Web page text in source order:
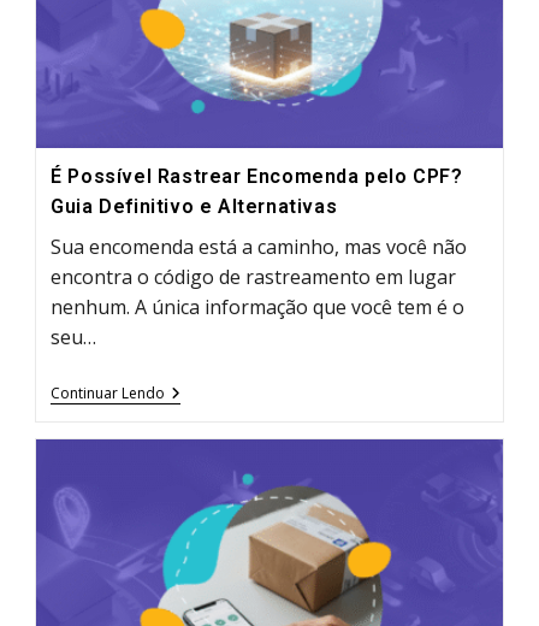
É Possível Rastrear Encomenda pelo CPF?
Guia Definitivo e Alternativas
Sua encomenda está a caminho, mas você não
encontra o código de rastreamento em lugar
nenhum. A única informação que você tem é o
seu…
Continuar Lendo É
Possível
Guia
Definitivo
E
Alternativas